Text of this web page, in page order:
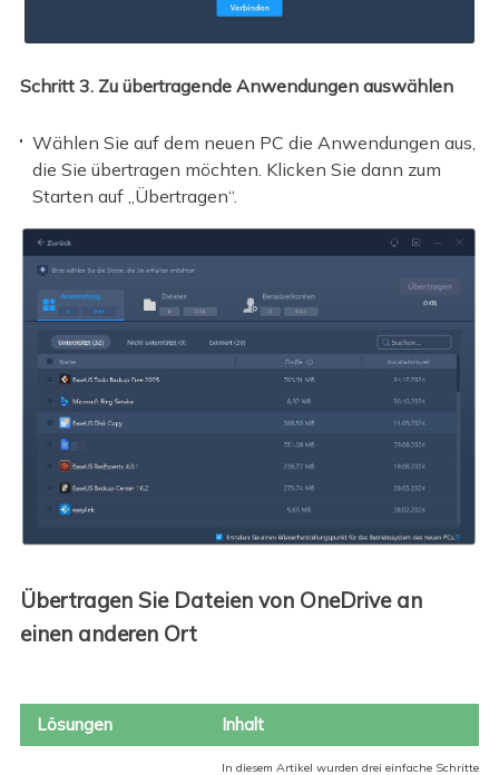
Schritt 3. Zu übertragende Anwendungen auswählen
Wählen Sie auf dem neuen PC die Anwendungen aus,
die Sie übertragen möchten. Klicken Sie dann zum
Starten auf „Übertragen“.
Übertragen Sie Dateien von OneDrive an
einen anderen Ort
Lösungen Inhalt
In diesem Artikel wurden drei einfache Schritte